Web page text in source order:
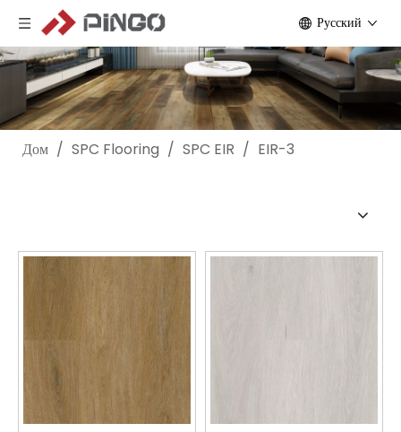
Pусский
Дом / SPC Flooring / SPC EIR / EIR-3